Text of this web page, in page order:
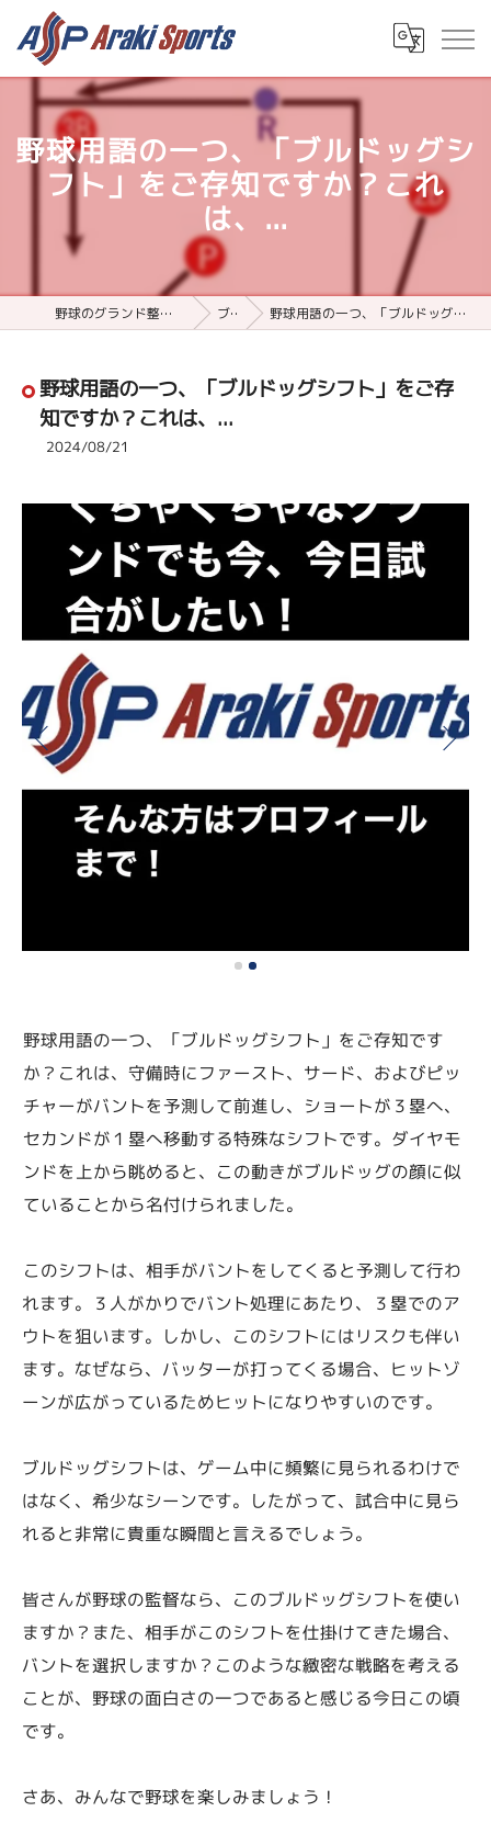
野球用語の一つ、「ブルドッグシ
フト」をご存知ですか？これ
は、...
野球のグランド整備用品ならアラキスポーツ ブログ 野球用語の一つ、「ブルドッグシフト」をご存知ですか？これは、...
野球用語の一つ、「ブルドッグシフト」をご存
知ですか？これは、...
2024/08/21
野球用語の一つ、「ブルドッグシフト」をご存知です
か？これは、守備時にファースト、サード、およびピッ
チャーがバントを予測して前進し、ショートが３塁へ、
セカンドが１塁へ移動する特殊なシフトです。ダイヤモ
ンドを上から眺めると、この動きがブルドッグの顔に似
ていることから名付けられました。
このシフトは、相手がバントをしてくると予測して行わ
れます。３人がかりでバント処理にあたり、３塁でのア
ウトを狙います。しかし、このシフトにはリスクも伴い
ます。なぜなら、バッターが打ってくる場合、ヒットゾ
ーンが広がっているためヒットになりやすいのです。
ブルドッグシフトは、ゲーム中に頻繁に見られるわけで
はなく、希少なシーンです。したがって、試合中に見ら
れると非常に貴重な瞬間と言えるでしょう。
皆さんが野球の監督なら、このブルドッグシフトを使い
ますか？また、相手がこのシフトを仕掛けてきた場合、
バントを選択しますか？このような緻密な戦略を考える
ことが、野球の面白さの一つであると感じる今日この頃
です。
さあ、みんなで野球を楽しみましょう！